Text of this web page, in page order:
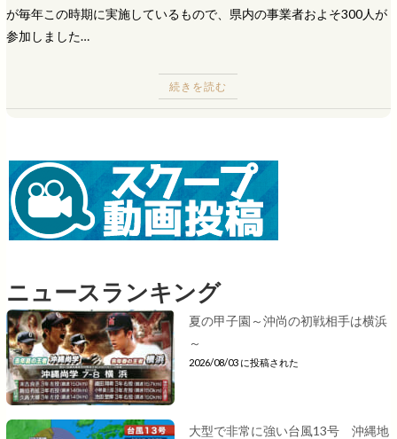
が毎年この時期に実施しているもので、県内の事業者およそ300人が
参加しました…
続きを読む
ニュースランキング
夏の甲子園～沖尚の初戦相手は横浜
～
2026/08/03 に投稿された
大型で非常に強い台風13号 沖縄地